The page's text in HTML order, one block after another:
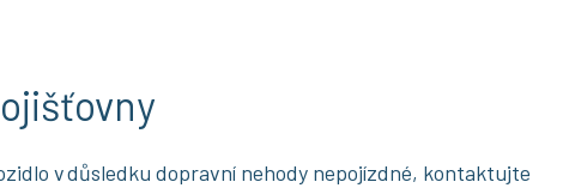
v důsledku dopravní nehody nepojízdné, kontaktujte